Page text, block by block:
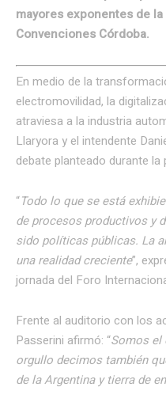
mayores exponentes de
Convenciones Córdoba.
En medio de la
electromovilidad, la
atraviesa a la industria
Llaryora y el intendente
debate planteado durante la
“Todo lo que se está
de procesos productivos y
sido políticas públicas. La
una realidad creciente”,
jornada del Foro
Frente al auditorio con los
Passerini afirmó: “Somos el
orgullo decimos también
de la Argentina y tierra de